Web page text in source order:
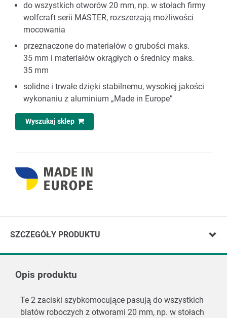
do wszystkich otworów 20 mm, np. w stołach firmy
wolfcraft serii MASTER, rozszerzają możliwości
mocowania
przeznaczone do materiałów o grubości maks.
35 mm i materiałów okrągłych o średnicy maks.
35 mm
solidne i trwałe dzięki stabilnemu, wysokiej jakości
wykonaniu z aluminium „Made in Europe”
Wyszukaj sklep
SZCZEGÓŁY PRODUKTU
Opis produktu
Te 2 zaciski szybkomocujące pasują do wszystkich
blatów roboczych z otworami 20 mm, np. w stołach